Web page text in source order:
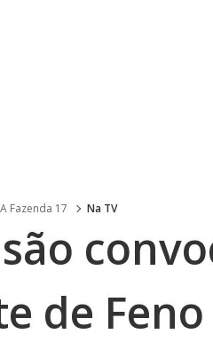
A Fazenda 17 Na TV
de